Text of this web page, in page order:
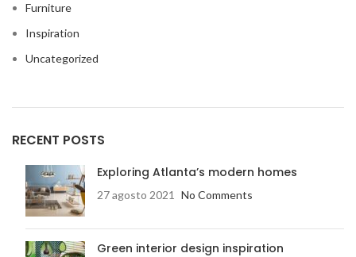
Furniture
Inspiration
Uncategorized
RECENT POSTS
Exploring Atlanta’s modern homes
27 agosto 2021 No Comments
Green interior design inspiration